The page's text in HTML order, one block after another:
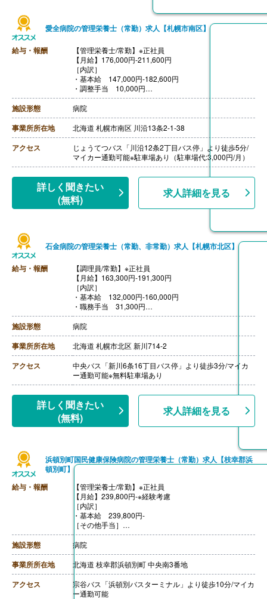
愛全病院の管理栄養士（常勤）求人【札幌市南区】
給与・報酬
【管理栄養士/常勤】※正社員
【月給】176,000円‐211,600円
［内訳］
・基本給 147,000円‐182,600円
・調整手当 10,000円
・職務手当 8,000円
・住宅手当 5,000円
・ベア手当 16,700円
［その他手当］
・時間外手当 ※別途規定により支給
・燃料手当 ※別途規定により支給
・家族手当
・役職手当（該当者のみ）
【通勤手当】あり（上限16,000円/月）
【昇給】あり（1月あたり0円‐4,000円）※前年度実績
【退職金】なし
施設形態 病院
事業所所在地 北海道 札幌市南区 川沿13条2-1-38
アクセス
じょうてつバス「川沿12条2丁目バス停」より徒歩5分/
マイカー通勤可能※駐車場あり（駐車場代:3,000円/月）
詳しく聞きたい
(無料)
求人詳細を見る
石金病院の管理栄養士（常勤、非常勤）求人【札幌市北区】
給与・報酬
【調理員/常勤】※正社員
【月給】163,300円-191,300円
［内訳］
・基本給 132,000円-160,000円
・職務手当 31,300円
［その他手当］
・早出手当 1,000円/回
【賞与】年2回（計2.60ヶ月分）※前年度実績
【通勤手当】あり（上限20,000円/月）
【昇給】あり（1月あたり1,000円-10,000円）※前年度実
績
【退職金】あり※勤続2年以上、共済加入
【調理員/非常勤】
【時給】1,100円-1,500円
【賞与】なし
【通勤手当】あり（上限20,000円/月）
【昇給】あり
【退職金】なし
施設形態 病院
事業所所在地 北海道 札幌市北区 新川714-2
アクセス
中央バス「新川6条16丁目バス停」より徒歩3分/マイカ
ー通勤可能※無料駐車場あり
詳しく聞きたい
(無料)
求人詳細を見る
浜頓別町国民健康保険病院の管理栄養士（常勤）求人【枝幸郡浜
頓別町】
給与・報酬
【管理栄養士/常勤】※正社員
【月給】239,800円-※経験考慮
［内訳］
・基本給 239,800円-
［その他手当］
・住宅手当
【賞与】年2回（計4.65ヶ月分）※前年度実績
【通勤手当】あり（上限なし、実費支給）
【昇給】年1回（1月1日）※前年度実績
【退職金】あり※勤続1年以上
施設形態 病院
事業所所在地 北海道 枝幸郡浜頓別町 中央南3番地
アクセス
宗谷バス「浜頓別バスターミナル」より徒歩10分/マイカ
ー通勤可能